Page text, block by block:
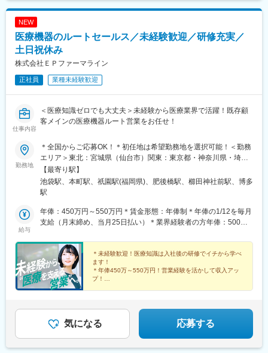
NEW
医療機器のルートセールス／未経験歓迎／研修充実／
土日祝休み
株式会社ＥＰファーマライン
正社員 業種未経験歓迎
仕事内容
＜医療知識ゼロでも大丈夫＞未経験から医療業界で活躍！既存顧
客メインの医療機器ルート営業をお任せ！
勤務地
＊全国からご応募OK！＊初任地は希望勤務地を選択可能！＜勤務
エリア＞東北：宮城県（仙台市）関東：東京都・神奈川県・埼玉
県・千葉県・栃木県・群馬県東海：愛知県・静岡県・岐阜県信
越：長野県（松本市）北陸：石川県（金沢市）関西：大阪府・兵
庫県中国：広島県四国：香川県（高松市）・愛媛県（松山市）九
県【東京本社】東京都豊島区西池袋3-27-12 池袋ウェストパーク
ビル＊各線「池袋駅」西口より徒歩5分【大阪オフィス】大阪府大
各線「本町駅」より徒歩1分【福岡オフィス】福岡県福岡市博多区
博多駅前2-19-24 大博センタービル6F＊JR・福岡市地下鉄各線
「博多駅」より徒歩5分
【最寄り駅】
池袋駅、本町駅、祇園駅(福岡県)、肥後橋駅、櫛田神社前駅、博多
駅
給与
年俸：450万円～550万円＊賃金形態：年俸制＊年俸の1/12を毎月
支給（月末締め、当月25日払い）＊業界経験者の方年俸：500万
＊未経験歓迎！医療知識は入社後の研修でイチから学べ
ます！
＊年俸450万～550万円！営業経験を活かして収入アッ
プ！
気になる 応募する